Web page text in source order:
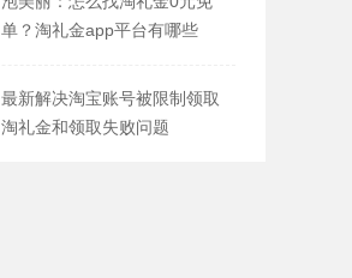
单？淘礼金app平台有哪些
最新解决淘宝账号被限制领取
淘礼金和领取失败问题